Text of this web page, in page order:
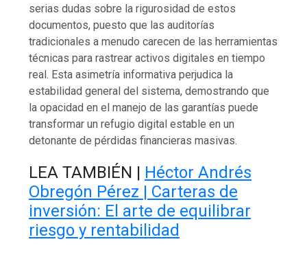
serias dudas sobre la rigurosidad de estos
documentos, puesto que las auditorías
tradicionales a menudo carecen de las herramientas
técnicas para rastrear activos digitales en tiempo
real. Esta asimetría informativa perjudica la
estabilidad general del sistema, demostrando que
la opacidad en el manejo de las garantías puede
transformar un refugio digital estable en un
detonante de pérdidas financieras masivas.
LEA TAMBIÉN | Héctor Andrés
Obregón Pérez | Carteras de
inversión: El arte de equilibrar
riesgo y rentabilidad